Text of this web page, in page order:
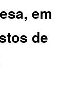
em
de